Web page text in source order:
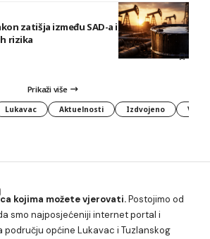
zatišja između SAD-a i Irana, tržište
rizika
Prikaži više
Lukavac Aktuelnosti Izdvojeno
kojima možete vjerovati.Postojimo od
smo najposjećeniji internet portal i
području općine Lukavac i Tuzlanskog